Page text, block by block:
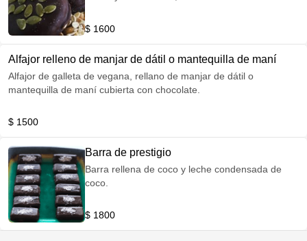
agave.
$ 1600
Alfajor relleno de manjar de dátil o mantequilla de maní
Alfajor de galleta de vegana, rellano de manjar de dátil o
mantequilla de maní cubierta con chocolate.
$ 1500
Barra de prestigio
Barra rellena de coco y leche condensada de
coco.
$ 1800